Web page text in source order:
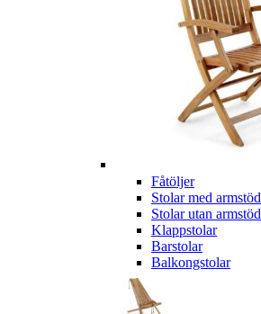
Fåtöljer
Stolar med armstöd
Stolar utan armstöd
Klappstolar
Barstolar
Balkongstolar